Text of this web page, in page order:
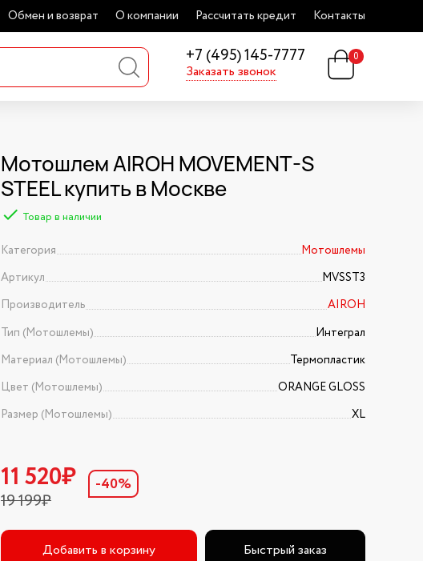
Обмен и возврат О компании Рассчитать кредит Контакты
+7 (495) 145-7777
Заказать звонок
0
Мотошлем AIROH MOVEMENT-S
STEEL купить в Москве
Товар в наличии
Категория
Мотошлемы
Артикул
MVSST3
Производитель
AIROH
Тип (Мотошлемы)
Интеграл
Материал (Мотошлемы)
Термопластик
Цвет (Мотошлемы)
ORANGE GLOSS
Размер (Мотошлемы)
XL
11 520₽
19 199₽
-40%
Добавить в корзину Быстрый заказ